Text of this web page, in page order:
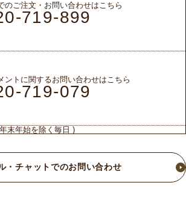
のご注文・お問い合わせはこちら
719-899
ントに関するお問い合わせはこちら
719-079
末年始を除く毎日 )
・チャットでのお問い合わせ